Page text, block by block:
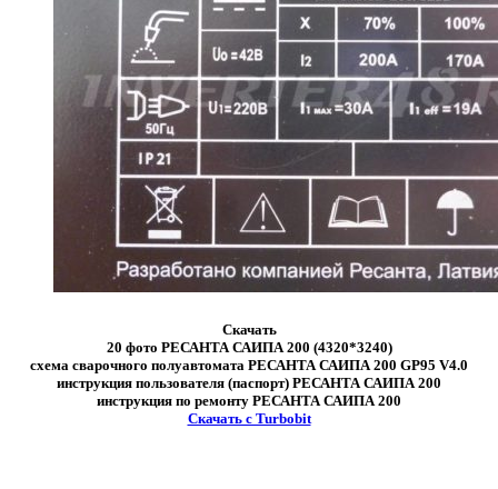
Скачать
20 фото РЕСАНТА САИПА 200 (4320*3240)
схема cварочного полуавтомата РЕСАНТА САИПА 200 GP95 V4.0
инструкция пользователя (паспорт) РЕСАНТА САИПА 200
инструкция по ремонту РЕСАНТА САИПА 200
Скачать с Turbobit